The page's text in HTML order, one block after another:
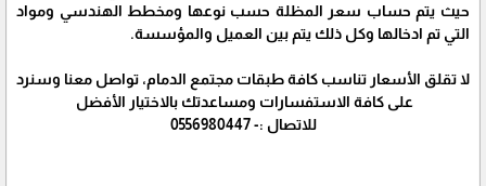
حيث يتم حساب سعر المظلة حسب نوعها ومخطط الهندسي ومواد
التي تم ادخالها وكل ذلك يتم بين العميل والمؤسسة.
لا تقلق الأسعار تناسب كافة طبقات مجتمع الدمام، تواصل معنا وسنرد
على كافة الاستفسارات ومساعدتك بالاختيار الأفضل
للاتصال :- 0556980447